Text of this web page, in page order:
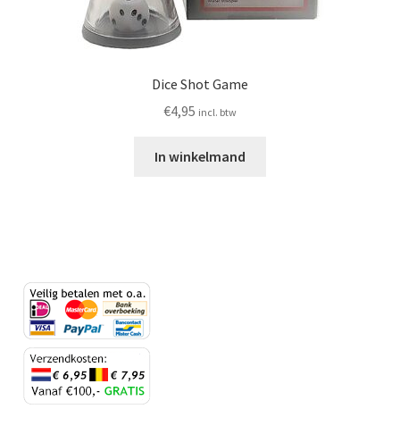
Dice Shot Game
€4,95 incl. btw
In winkelmand